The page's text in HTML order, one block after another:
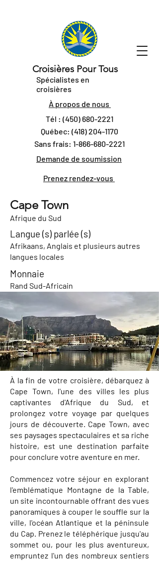
Croisières Pour Tous
Spécialistes en
croisières
À propos de nous
Tél : (450) 680-2221
Québec: (418) 204-1170
Sans frais: 1-866-680-2221
Demande de soumission
Prenez rendez-vous
Cape Town
Afrique du Sud
Langue (s) parlée (s)
Afrikaans, Anglais et plusieurs autres
langues locales
Monnaie
Rand Sud-Africain
À la fin de votre croisière, débarquez à
Cape Town, l'une des villes les plus
captivantes d'Afrique du Sud, et
prolongez votre voyage par quelques
jours de découverte. Cape Town, avec
ses paysages spectaculaires et sa riche
histoire, est une destination parfaite
pour conclure votre aventure en mer.
Commencez votre séjour en explorant
l'emblématique Montagne de la Table,
un site incontournable offrant des vues
panoramiques à couper le souffle sur la
ville, l'océan Atlantique et la péninsule
du Cap. Prenez le téléphérique jusqu'au
sommet ou, pour les plus aventureux,
empruntez l'un des nombreux sentiers